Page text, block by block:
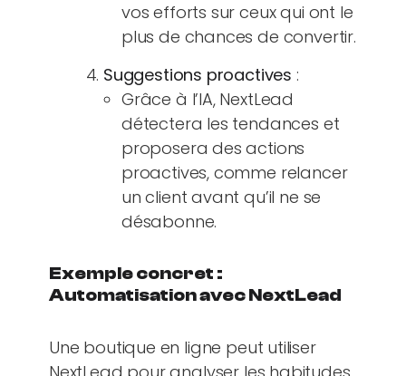
vos efforts sur ceux qui ont le
plus de chances de convertir.
Suggestions proactives :
Grâce à l’IA, NextLead
détectera les tendances et
proposera des actions
proactives, comme relancer
un client avant qu’il ne se
désabonne.
Exemple concret :
Automatisation avec NextLead
Une boutique en ligne peut utiliser